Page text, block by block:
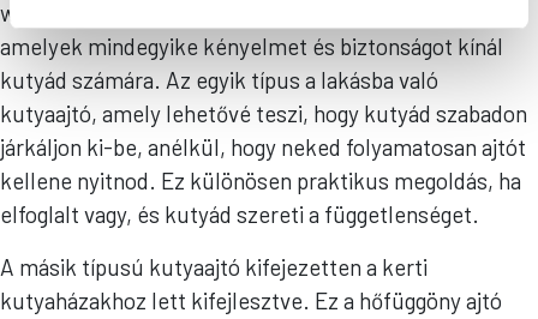
webshopjában kétféle kutyaajtó közül választhatsz,
amelyek mindegyike kényelmet és biztonságot kínál
kutyád számára. Az egyik típus a lakásba való
kutyaajtó, amely lehetővé teszi, hogy kutyád szabadon
járkáljon ki-be, anélkül, hogy neked folyamatosan ajtót
kellene nyitnod. Ez különösen praktikus megoldás, ha
elfoglalt vagy, és kutyád szereti a függetlenséget.
A másik típusú kutyaajtó kifejezetten a kerti
kutyaházakhoz lett kifejlesztve. Ez a hőfüggöny ajtó